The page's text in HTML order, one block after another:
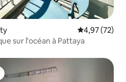
Évaluation
4,97 (72)
sur l'océan à Pattaya